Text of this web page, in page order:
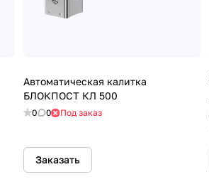
Автоматическая калитка
БЛОКПОСТ КЛ 500
0 0 Под заказ
Заказать